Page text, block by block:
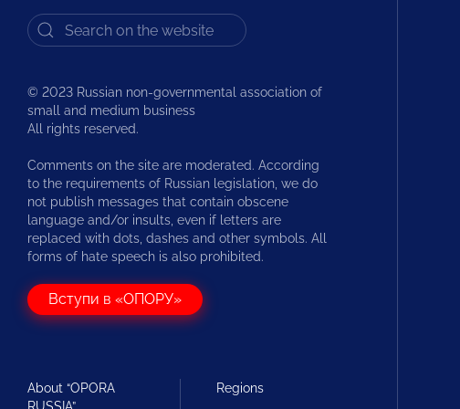
© 2023 Russian non-governmental association of
small and medium business
All rights reserved.
Comments on the site are moderated. According
to the requirements of Russian legislation, we do
not publish messages that contain obscene
language and/or insults, even if letters are
replaced with dots, dashes and other symbols. All
forms of hate speech is also prohibited.
Вступи в «ОПОРУ»
About “OPORA
Regions